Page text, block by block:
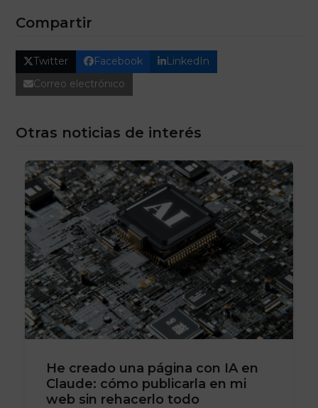
Compartir
Twitter Facebook
LinkedIn
Correo electrónico
Otras noticias de interés
He creado una página con IA en
Claude: cómo publicarla en mi
web sin rehacerlo todo